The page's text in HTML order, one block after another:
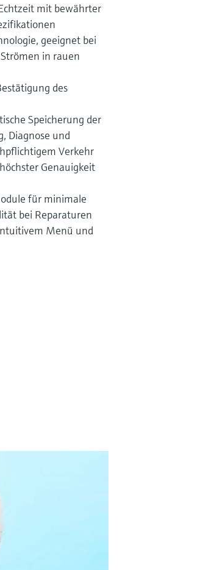
mit bewährter
geeignet bei
in rauen
des
Speicherung der
Diagnose und
Verkehr
Genauigkeit
für minimale
bei Reparaturen
Menü und